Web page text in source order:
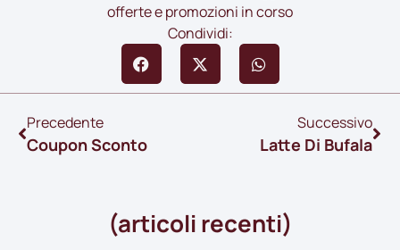
offerte e promozioni in corso
Condividi:
Precedente
Coupon Sconto
Successivo
Latte Di Bufala
(articoli recenti)